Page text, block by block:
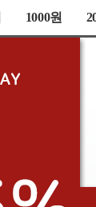
1000원